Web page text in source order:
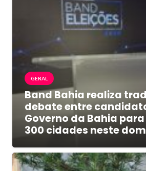
GERAL
Band Bahia realiza
debate entre
Governo da Bahia
300 cidades neste